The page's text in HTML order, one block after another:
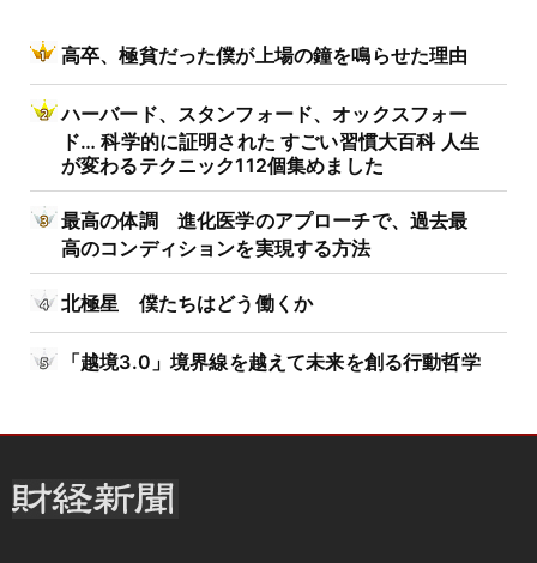
高卒、極貧だった僕が上場の鐘を鳴らせた理由
ハーバード、スタンフォード、オックスフォー
ド… 科学的に証明された すごい習慣大百科 人生
が変わるテクニック112個集めました
最高の体調 進化医学のアプローチで、過去最
高のコンディションを実現する方法
北極星 僕たちはどう働くか
「越境3.0」境界線を越えて未来を創る行動哲学